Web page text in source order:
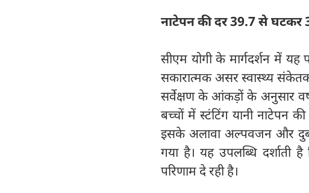
नाटेपन की दर 39.7 से घटकर
सीएम योगी के मार्गदर्शन में
सकारात्मक असर स्वास्थ्य संकेतकों
सर्वेक्षण के आंकड़ों के अनुसार
बच्चों में स्टंटिंग यानी नाटेपन
इसके अलावा अल्पवजन और
गया है। यह उपलब्धि दर्शाती
परिणाम दे रही है।